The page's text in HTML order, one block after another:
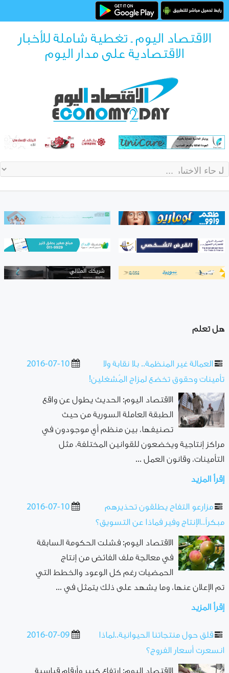
الاقتصاد اليوم ـ تغطية شاملة للأخبار
الاقتصادية على مدار اليوم
هل تعلم
2016-07-10
العمالة غير المنظمة.. بلا نقابة ولا
تأمينات وحقوق تخضع لمزاج المُشغلين!
الاقتصاد اليوم: الحديث يطول عن واقع
الطبقة العاملة السورية من حيث
تصنيفها، بين منظم أي موجودون في
مراكز إنتاجية ويخضعون للقوانين المختلفة، مثل
التأمينات، وقانون العمل ...
إقرأ المزيد
2016-07-10
مزارعو التفاح يطلقون تحذيرهم
مبكراً..الإنتاج وفير فماذا عن التسويق؟
الاقتصاد اليوم: فشلت الحكومة السابقة
في معالجة ملف الفائض من إنتاج
الحمضيات رغم كل الوعود والخطط التي
تم الإعلان عنها، وما يشهد على ذلك يتمثل في ...
إقرأ المزيد
2016-07-09
قلق حول منتجاتنا الحيوانية..لماذا
انسعرت أسعار الفروج؟